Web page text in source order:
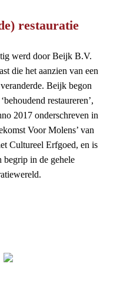
restauratie
werd door Beijk B.V.
die het aanzien van een
Beijk begon
restaureren’,
2017 onderschreven in
Voor Molens’ van
Cultureel Erfgoed, en is
begrip in de gehele